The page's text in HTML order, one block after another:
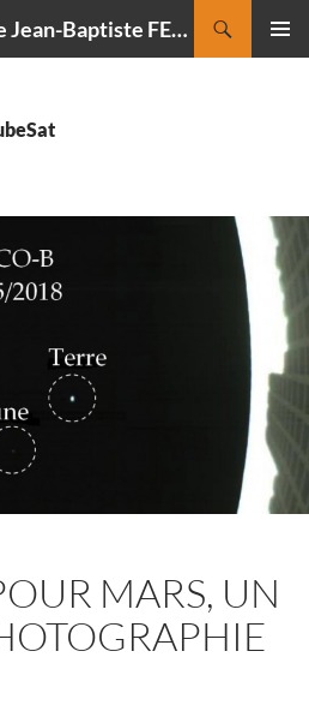
CIELMANIA : le blog de Jean-Baptiste FELDMANN, photographe du ciel
MARS, UN